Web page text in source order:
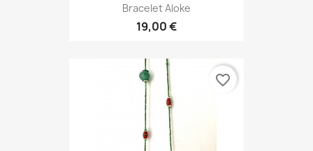
Bracelet Aloke
19,00 €
favorite_border